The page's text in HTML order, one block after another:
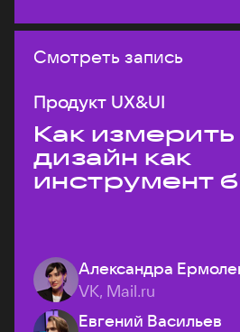
Смотреть запись
Продукт UX&UI
Как измерить
дизайн как
инструмент
Александра
VK, Mail.ru
Евгений Васильев